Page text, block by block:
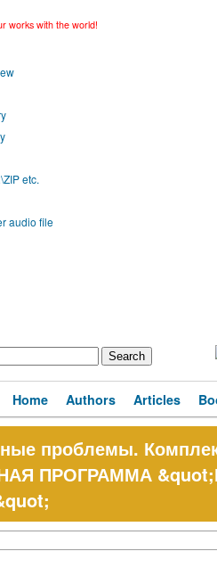
works with the world!
etc.
audio file
Home Authors Articles
проблемы.
ПРОГРАММА